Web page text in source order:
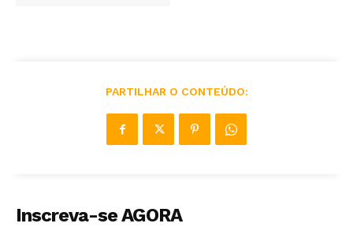
PARTILHAR O CONTEÚDO:
Inscreva-se AGORA